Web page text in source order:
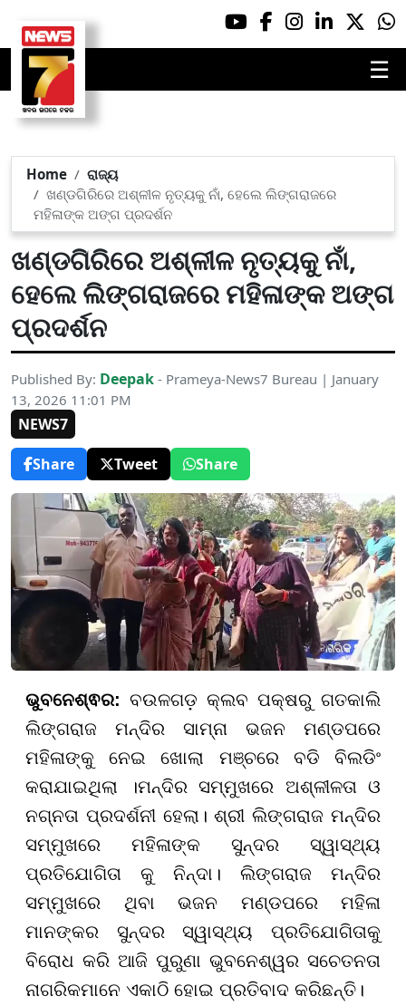
☰
Home
ରାଜ୍ୟ
ଖଣ୍ଡଗିରିରେ ଅଶ୍ଳୀଳ ନୃତ୍ୟକୁ ନାଁ, ହେଲେ ଲିଙ୍ଗରାଜରେ
ମହିଳାଙ୍କ ଅଙ୍ଗ ପ୍ରଦର୍ଶନ
ଖଣ୍ଡଗିରିରେ ଅଶ୍ଳୀଳ ନୃତ୍ୟକୁ ନାଁ,
ହେଲେ ଲିଙ୍ଗରାଜରେ ମହିଳାଙ୍କ ଅଙ୍ଗ
ପ୍ରଦର୍ଶନ
Published By: Deepak - Prameya-News7 Bureau | January
13, 2026 11:01 PM
NEWS7
Share
Tweet Share
ଭୁବନେଶ୍ଵର: ବଉଳଗଡ଼ କ୍ଲବ ପକ୍ଷରୁ ଗତକାଲି
ଲିଙ୍ଗରାଜ ମନ୍ଦିର ସାମ୍ନା ଭଜନ ମଣ୍ଡପରେ
ମହିଳାଙ୍କୁ ନେଇ ଖୋଲା ମଞ୍ଚରେ ବଡି ବିଲଡିଂ
କରାଯାଇଥିଲା ।ମନ୍ଦିର ସମ୍ମୁଖରେ ଅଶ୍ଳୀଳତା ଓ
ନଗ୍ନତା ପ୍ରଦର୍ଶନୀ ହେଲା। ଶ୍ରୀ ଲିଙ୍ଗରାଜ ମନ୍ଦିର
ସମ୍ମୁଖରେ ମହିଳାଙ୍କ ସୁନ୍ଦର ସ୍ୱାସ୍ଥ୍ୟ
ପ୍ରତିଯୋଗିତା କୁ ନିନ୍ଦା। ଲିଙ୍ଗରାଜ ମନ୍ଦିର
ସମ୍ମୁଖରେ ଥିବା ଭଜନ ମଣ୍ଡପରେ ମହିଳା
ମାନଙ୍କର ସୁନ୍ଦର ସ୍ୱାସ୍ଥ୍ୟ ପ୍ରତିଯୋଗିତାକୁ
ବିରୋଧ କରି ଆଜି ପୁରୁଣା ଭୁବନେଶ୍ୱର ସଚେତନତା
ନାଗରିକମାନେ ଏକାଠି ହୋଇ ପ୍ରତିବାଦ କରିଛନ୍ତି।